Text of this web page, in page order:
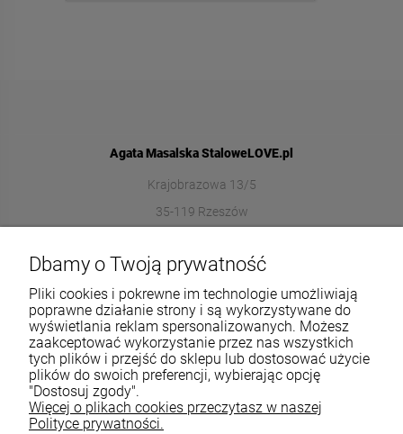
Agata Masalska StaloweLOVE.pl
Krajobrazowa 13/5
35-119 Rzeszów
572989669
Informacje
O nas
TWOJE KONTO
Dbamy o Twoją prywatność
Pliki cookies i pokrewne im technologie umożliwiają
poprawne działanie strony i są wykorzystywane do
wyświetlania reklam spersonalizowanych. Możesz
zaakceptować wykorzystanie przez nas wszystkich
tych plików i przejść do sklepu lub dostosować użycie
plików do swoich preferencji, wybierając opcję
"Dostosuj zgody".
Więcej o plikach cookies przeczytasz w naszej
Polityce prywatności.